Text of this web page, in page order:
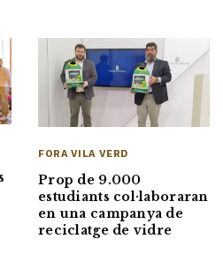
FORA VILA VERD
Prop de 9.000
estudiants col·laboraran
en una campanya de
reciclatge de vidre